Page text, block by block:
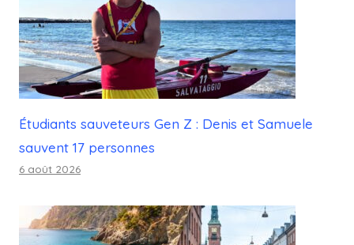
Étudiants sauveteurs Gen Z : Denis et Samuele
sauvent 17 personnes
6 août 2026